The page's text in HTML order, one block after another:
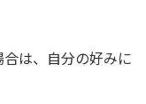
は、自分の好みに